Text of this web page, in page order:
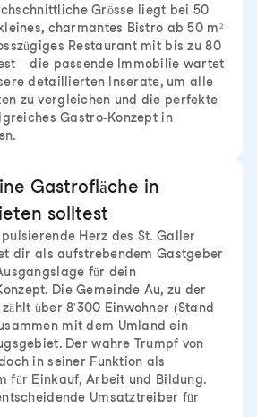
Grösse liegt bei 50
charmantes Bistro ab 50 m²
Restaurant mit bis zu 80
– die passende Immobilie wartet
detaillierten Inserate, um alle
zu vergleichen und die perfekte
Gastro-Konzept in
Gastrofläche in
solltest
Herz des St. Galler
dir als aufstrebendem Gastgeber
für dein
Die Gemeinde Au, zu der
über 8'300 Einwohner (Stand
mit dem Umland ein
Der wahre Trumpf von
in seiner Funktion als
für Einkauf, Arbeit und Bildung.
Umsatztreiber für